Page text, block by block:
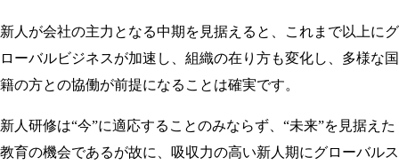
新人が会社の主力となる中期を見据えると、これまで以上にグ
ローバルビジネスが加速し、組織の在り方も変化し、多様な国
籍の方との協働が前提になることは確実です。
新人研修は“今”に適応することのみならず、“未来”を見据えた
教育の機会であるが故に、吸収力の高い新人期にグローバルス